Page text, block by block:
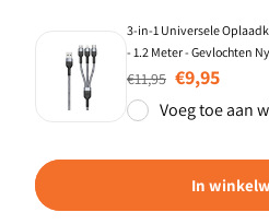
3-in-1 Universele
- 1.2 Meter - Gevlochten
Normale prijs
€11,95 €9,95
Voeg toe aan
In